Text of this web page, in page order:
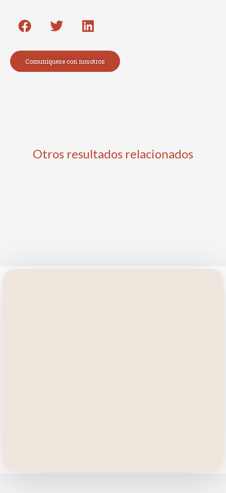
Comuníquese con nosotros
Otros resultados relacionados